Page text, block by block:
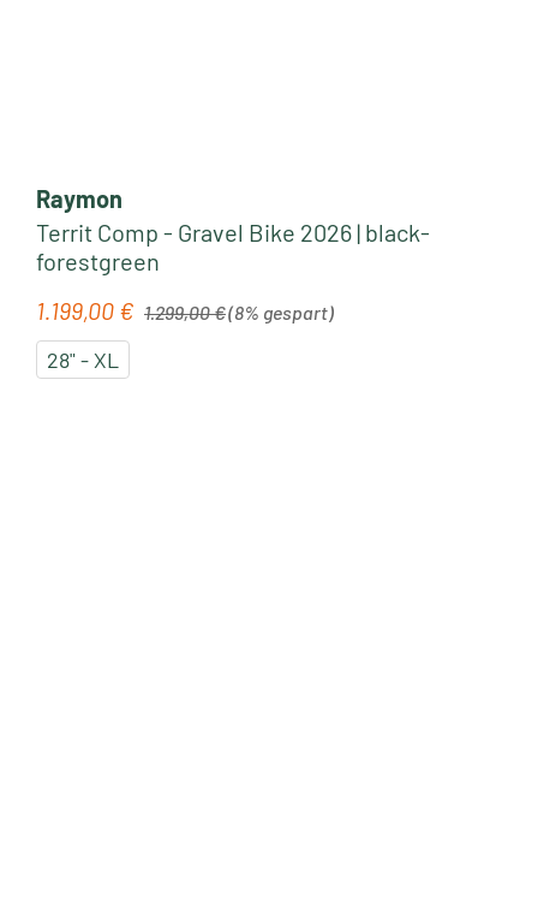
Raymon
Territ Comp - Gravel Bike 2026 | black-
forestgreen
Verkaufspreis:
1.199,00 € Regulärer Preis:
1.299,00 €(8% gespart)
28" - XL